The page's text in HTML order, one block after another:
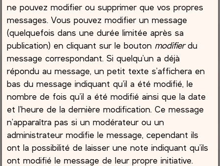
ne pouvez modifier ou supprimer que vos propres
messages. Vous pouvez modifier un message
(quelquefois dans une durée limitée après sa
publication) en cliquant sur le bouton modifierdu
message correspondant. Si quelqu’un a déjà
répondu au message, un petit texte s’affichera en
bas du message indiquant qu’il a été modifié, le
nombre de fois qu’il a été modifié ainsi que la date
et l’heure de la dernière modification. Ce message
n’apparaîtra pas si un modérateur ou un
administrateur modifie le message, cependant ils
ont la possibilité de laisser une note indiquant qu’ils
ont modifié le message de leur propre initiative.